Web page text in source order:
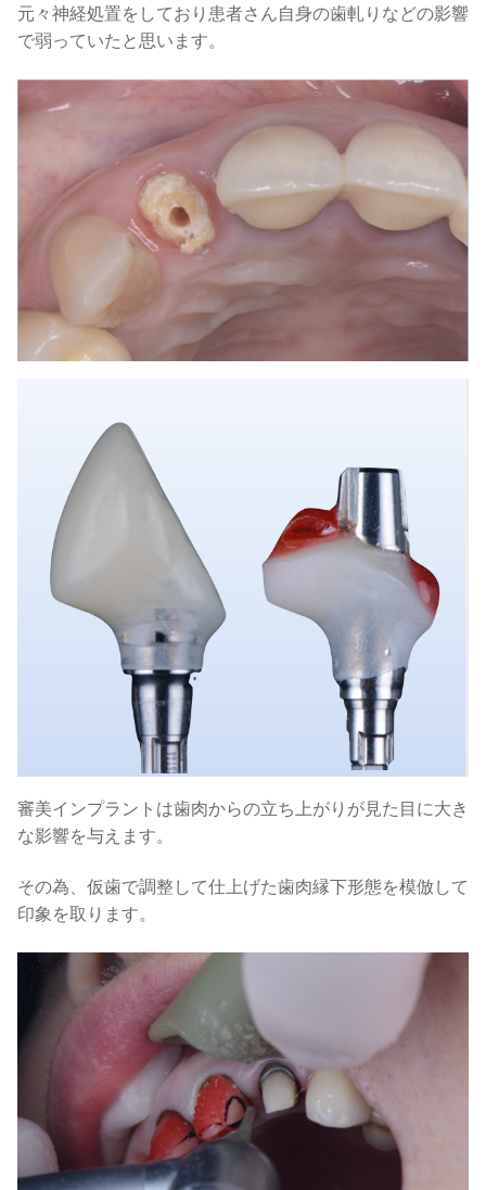
元々神経処置をしており患者さん自身の歯軋りなどの影響
で弱っていたと思います。
審美インプラントは歯肉からの立ち上がりが見た目に大き
な影響を与えます。
その為、仮歯で調整して仕上げた歯肉縁下形態を模倣して
印象を取ります。